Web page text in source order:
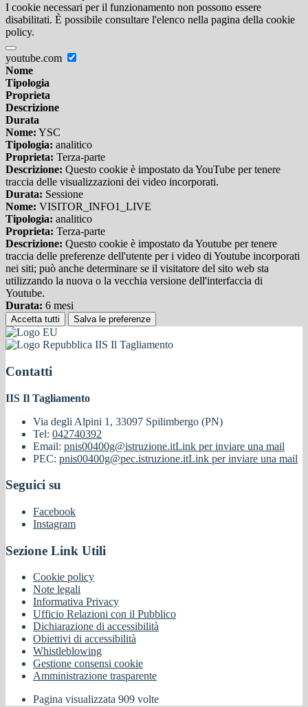
I cookie necessari per il funzionamento non possono essere
disabilitati. È possibile consultare l'elenco nella pagina della cookie
policy.
youtube.com
Nome
Tipologia
Proprieta
Descrizione
Durata
Nome: YSC
Tipologia: analitico
Proprieta: Terza-parte
Descrizione: Questo cookie è impostato da YouTube per tenere
traccia delle visualizzazioni dei video incorporati.
Durata: Sessione
Nome: VISITOR_INFO1_LIVE
Tipologia: analitico
Proprieta: Terza-parte
Descrizione: Questo cookie è impostato da Youtube per tenere
traccia delle preferenze dell'utente per i video di Youtube incorporati
nei siti; può anche determinare se il visitatore del sito web sta
utilizzando la nuova o la vecchia versione dell'interfaccia di
Youtube.
Durata: 6 mesi
Accetta tutti Salva le preferenze
IIS Il Tagliamento
Contatti
IIS Il Tagliamento
Via degli Alpini 1, 33097 Spilimbergo (PN)
Tel: 042740392
Email: pnis00400g@istruzione.itLink per inviare una mail
PEC: pnis00400g@pec.istruzione.itLink per inviare una mail
Seguici su
Facebook
Instagram
Sezione Link Utili
Cookie policy
Note legali
Informativa Privacy
Ufficio Relazioni con il Pubblico
Dichiarazione di accessibilità
Obiettivi di accessibilità
Whistleblowing
Gestione consensi cookie
Amministrazione trasparente
Pagina visualizzata 909 volte